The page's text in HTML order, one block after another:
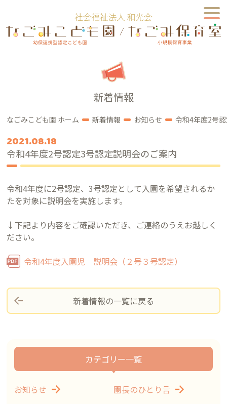
新着情報
なごみこども園 ホーム 新着情報 お知らせ 令和4年度2号
2021.08.18
令和4年度2号認定3号認定説明会のご案内
令和4年度に2号認定、3号認定として入園を希望されるか
たを対象に説明会を実施します。
↓下記より内容をご確認いただき、ご連絡のうえお越しく
ださい。
令和4年度入園児 説明会（２号３号認定）
新着情報の一覧に戻る
カテゴリー一覧
お知らせ 園長のひとり言